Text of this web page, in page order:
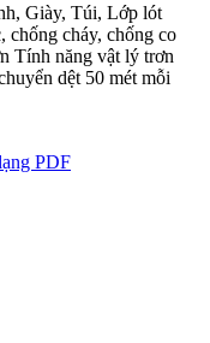
Giày, Túi, Lớp lót
chống cháy, chống co
Tính năng vật lý trơn
dệt 50 mét mỗi
PDF